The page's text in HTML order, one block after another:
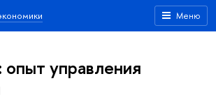
Меню
опыт управления